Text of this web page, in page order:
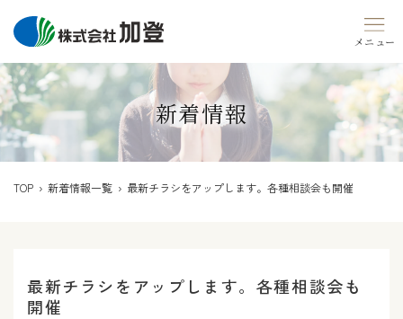
to
新着情報
TOP › 新着情報一覧 › 最新チラシをアップします。各種相談会も開催
最新チラシをアップします。各種相談会も
開催